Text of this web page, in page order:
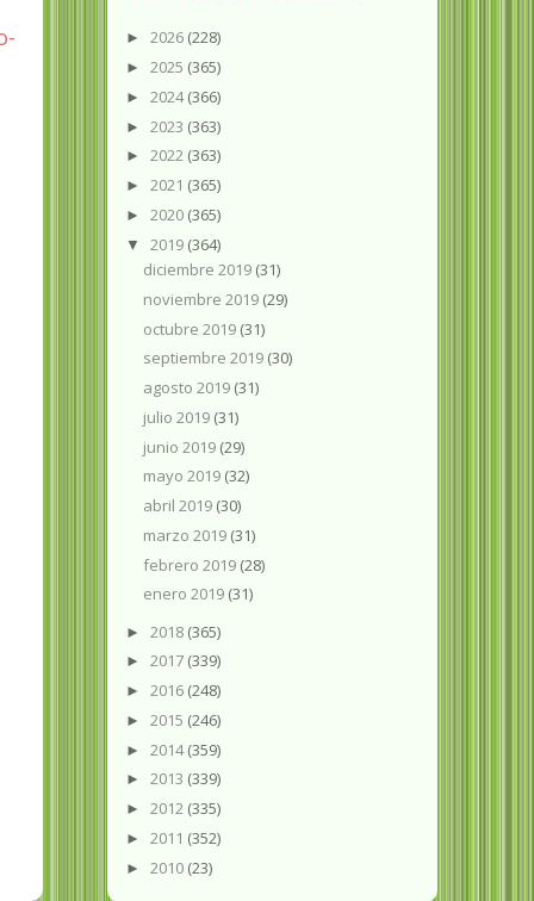
► 2026 (228)
► 2025 (365)
► 2024(366)
► 2023 (363)
► 2022 (363)
► 2021 (365)
► 2020 (365)
▼ 2019 (364)
diciembre 2019 (31)
noviembre 2019 (29)
octubre 2019 (31)
septiembre 2019 (30)
agosto 2019 (31)
julio 2019 (31)
junio 2019 (29)
mayo 2019 (32)
abril 2019 (30)
marzo 2019 (31)
febrero 2019 (28)
enero 2019 (31)
► 2018 (365)
► 2017 (339)
► 2016 (248)
► 2015 (246)
► 2014(359)
► 2013 (339)
► 2012 (335)
► 2011 (352)
► 2010 (23)